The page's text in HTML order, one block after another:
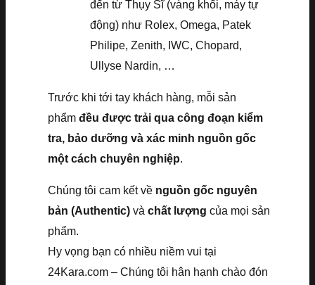
đến từ Thụy Sĩ (vàng khối, máy tự
động) như Rolex, Omega, Patek
Philipe, Zenith, IWC, Chopard,
Ullyse Nardin, …
Trước khi tới tay khách hàng, mỗi sản
phẩm đều được trải qua công đoạn kiểm
tra, bảo dưỡng và xác minh nguồn gốc
một cách chuyên nghiệp.
Chúng tôi cam kết về nguồn gốc nguyên
bản (Authentic) và chất lượng của mọi sản
phẩm.
Hy vọng bạn có nhiều niềm vui tại
24Kara.com – Chúng tôi hân hạnh chào đón